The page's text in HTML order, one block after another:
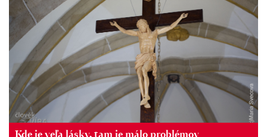
Kde je veľa lásky, tam je málo problémov